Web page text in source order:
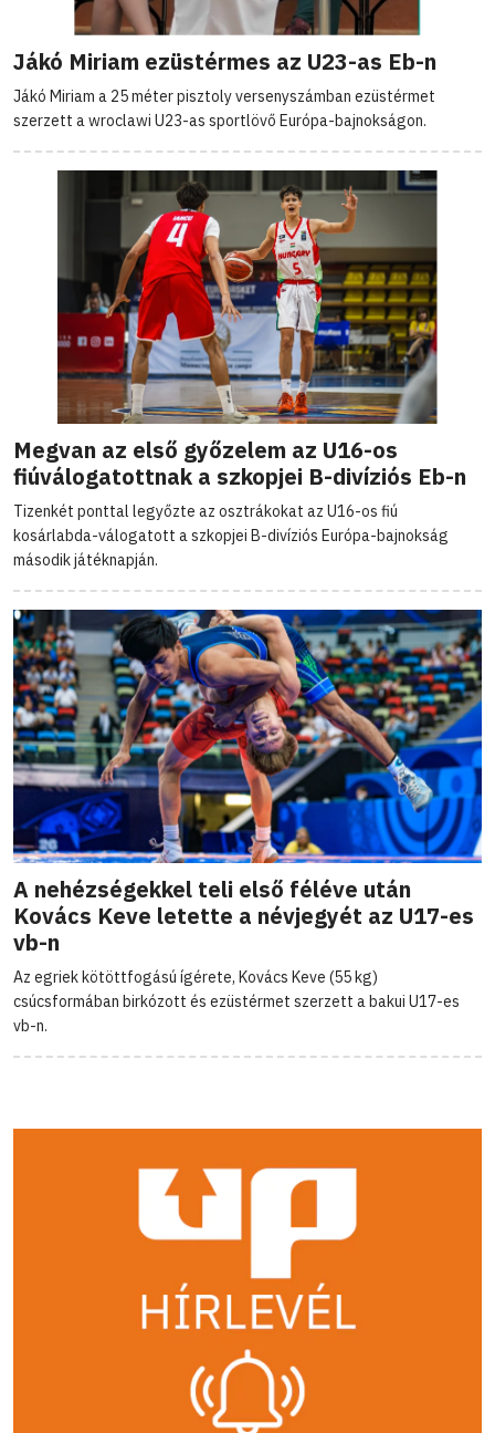
Jákó Miriam ezüstérmes az U23-as Eb-n
Jákó Miriam a 25 méter pisztoly versenyszámban ezüstérmet
szerzett a wroclawi U23-as sportlövő Európa-bajnokságon.
Megvan az első győzelem az U16-os
fiúválogatottnak a szkopjei B-divíziós Eb-n
Tizenkét ponttal legyőzte az osztrákokat az U16-os fiú
kosárlabda-válogatott a szkopjei B-divíziós Európa-bajnokság
második játéknapján.
A nehézségekkel teli első féléve után
Kovács Keve letette a névjegyét az U17-es
vb-n
Az egriek kötöttfogású ígérete, Kovács Keve (55 kg)
csúcsformában birkózott és ezüstérmet szerzett a bakui U17-es
vb-n.